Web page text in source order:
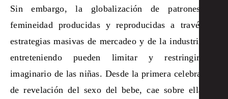
Sin embargo, la globalización de patrones de
femineidad producidas y reproducidas a través de
estrategias masivas de mercadeo y de la industria del
entreteniendo pueden limitar y restringir el
imaginario de las niñas. Desde la primera celebración
de revelación del sexo del bebe, cae sobre ellas la